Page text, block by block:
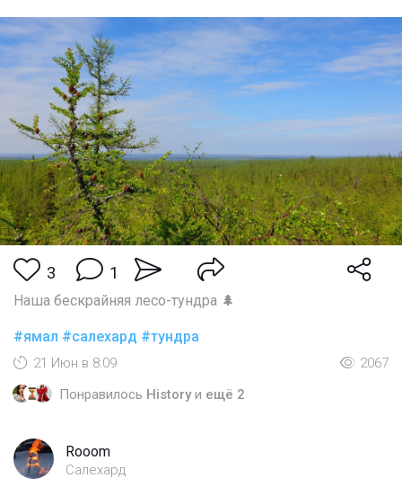
3 1
Наша бескрайняя лесо-тундра 🌲
#ямал #салехард #тундра
21 Июн в 8:09
2067
Понравилось Historyи ещё 2
Rooom
Салехард